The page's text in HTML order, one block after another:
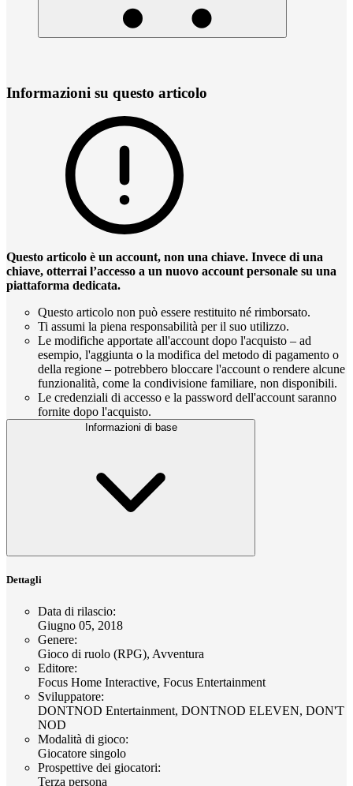
Informazioni su questo articolo
Questo articolo è un account, non una chiave. Invece di una
chiave, otterrai l’accesso a un nuovo account personale su una
piattaforma dedicata.
Questo articolo non può essere restituito né rimborsato.
Ti assumi la piena responsabilità per il suo utilizzo.
Le modifiche apportate all'account dopo l'acquisto – ad
esempio, l'aggiunta o la modifica del metodo di pagamento o
della regione – potrebbero bloccare l'account o rendere alcune
funzionalità, come la condivisione familiare, non disponibili.
Le credenziali di accesso e la password dell'account saranno
fornite dopo l'acquisto.
Informazioni di base
Dettagli
Data di rilascio:
Giugno 05, 2018
Genere:
Gioco di ruolo (RPG), Avventura
Editore:
Focus Home Interactive, Focus Entertainment
Sviluppatore:
DONTNOD Entertainment, DONTNOD ELEVEN, DON'T
NOD
Modalità di gioco:
Giocatore singolo
Prospettive dei giocatori:
Terza persona